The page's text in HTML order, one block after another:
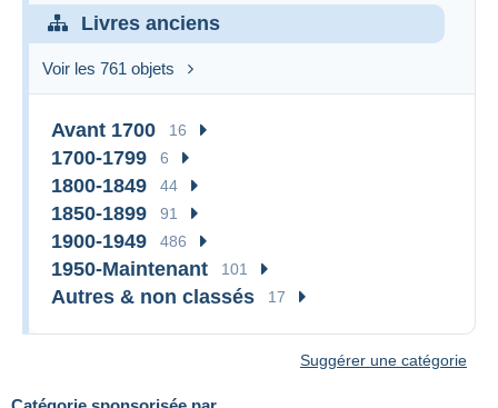
Livres anciens
Voir les 761 objets
Avant 1700 16
1700-1799 6
1800-1849 44
1850-1899 91
1900-1949 486
1950-Maintenant 101
Autres & non classés 17
Suggérer une catégorie